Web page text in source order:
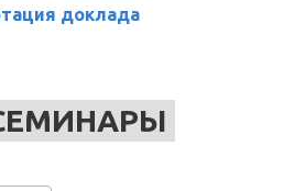
доклада